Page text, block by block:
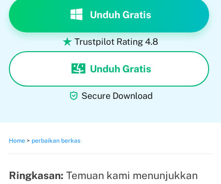
Unduh Gratis
 Trustpilot Rating 4.8
Unduh Gratis
 Secure Download
Home> perbaikan berkas
Ringkasan: Temuan kami menunjukkan